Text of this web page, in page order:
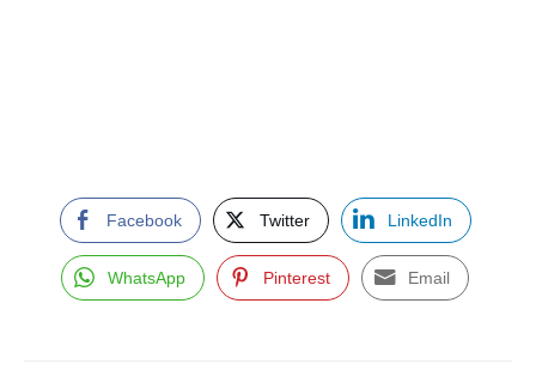
Facebook Twitter LinkedIn
WhatsApp Pinterest Email